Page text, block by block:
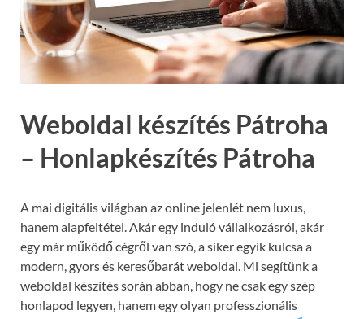
Weboldal készítés Pátroha
– Honlapkészítés Pátroha
A mai digitális világban az online jelenlét nem luxus,
hanem alapfeltétel. Akár egy induló vállalkozásról, akár
egy már működő cégről van szó, a siker egyik kulcsa a
modern, gyors és keresőbarát weboldal. Mi segítünk a
weboldal készítés során abban, hogy ne csak egy szép
honlapod legyen, hanem egy olyan professzionális